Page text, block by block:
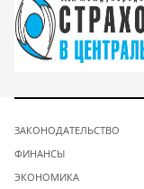
ЗАКОНОДАТЕЛЬСТВО
ФИНАНСЫ
ЭКОНОМИКА